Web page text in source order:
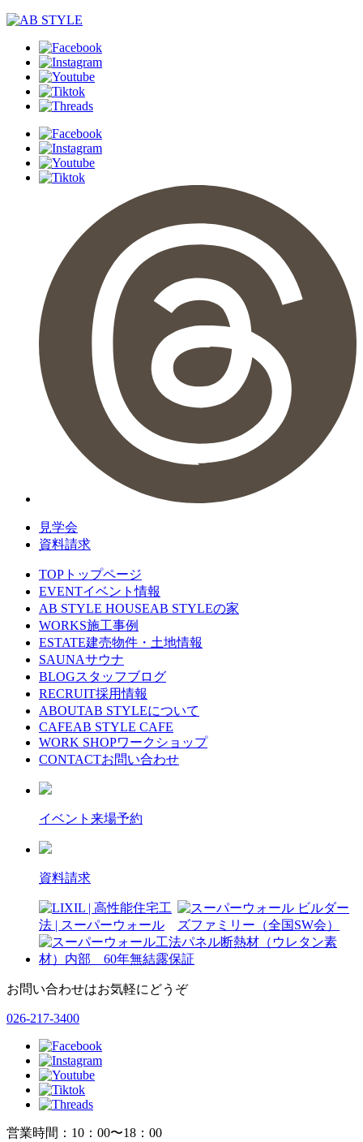
見学会
資料請求
TOP トップページ
EVENTイベント情報
AB STYLE HOUSEAB STYLEの家
WORKS施工事例
ESTATE建売物件・土地情報
SAUNAサウナ
BLOGスタッフブログ
RECRUIT採用情報
ABOUTAB STYLEについて
CAFEAB STYLE CAFE
WORK SHOPワークショップ
CONTACTお問い合わせ
イベント来場予約
資料請求
お問い合わせはお気軽にどうぞ
026-217-3400
営業時間：10：00〜18：00